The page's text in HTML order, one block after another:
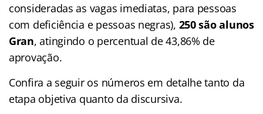
consideradas as vagas imediatas, para pessoas
com deficiência e pessoas negras), 250 são alunos
Gran, atingindo o percentual de 43,86% de
aprovação.
Confira a seguir os números em detalhe tanto da
etapa objetiva quanto da discursiva.